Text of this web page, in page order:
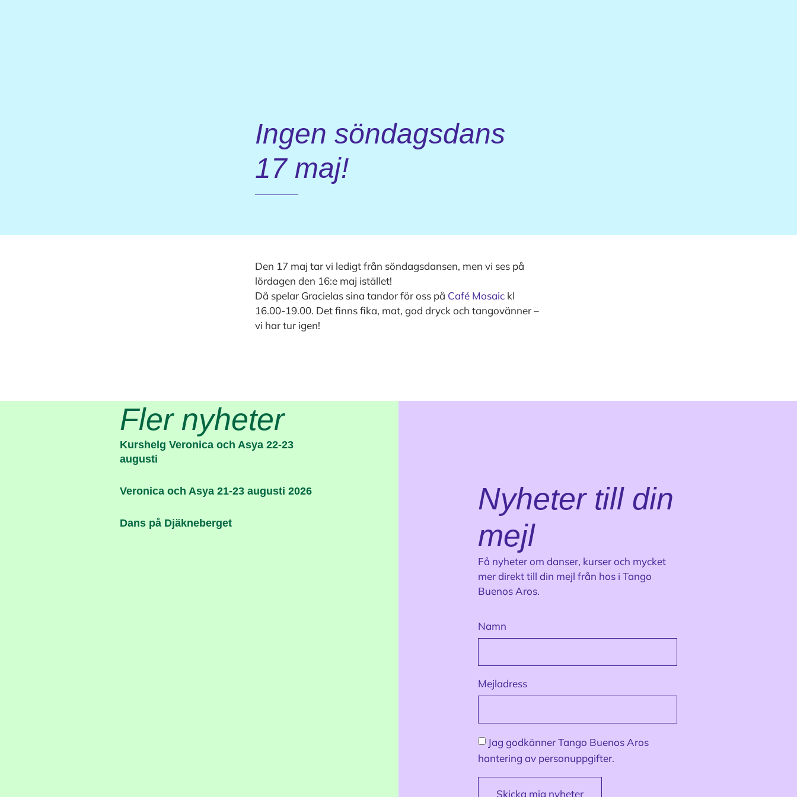
Ingen söndagsdans
17 maj!
Den 17 maj tar vi ledigt från söndagsdansen, men vi ses på
lördagen den 16:e maj istället!
Då spelar Gracielas sina tandor för oss på Café Mosaic kl
16.00-19.00. Det finns fika, mat, god dryck och tangovänner –
vi har tur igen!
Fler nyheter
Kurshelg Veronica och Asya 22-23
augusti
Veronica och Asya 21-23 augusti 2026
Dans på Djäkneberget
Nyheter till din
mejl
Få nyheter om danser, kurser och mycket
mer direkt till din mejl från hos i Tango
Buenos Aros.
Namn
Mejladress
Jag godkännerTango Buenos Aros
hantering av personuppgifter.
Skicka mig nyheter